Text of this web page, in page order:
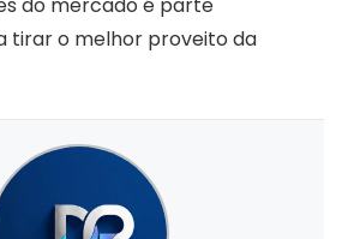
tirar o melhor proveito da